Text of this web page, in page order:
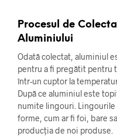
Procesul de
Aluminiului
Odată colectat, aluminiul
pentru a fi pregătit pentru
într-un cuptor la
După ce aluminiul este
numite lingouri.
forme, cum ar fi foi, bare
producția de noi produse.